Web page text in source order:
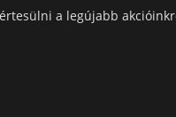
a legújabb